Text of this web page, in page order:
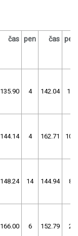
čas pen čas pen
135.90 4 142.04 12
144.14 4 162.71 104
148.24 14 144.94 8
166.00 6 152.79 2